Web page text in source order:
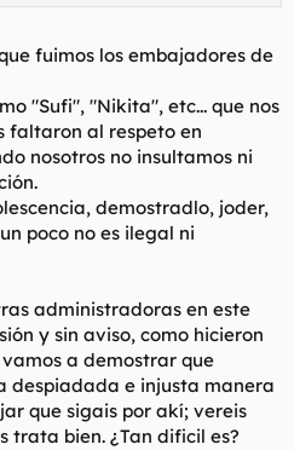
fuimos los embajadores de
"Sufi", "Nikita", etc... que nos
faltaron al respeto en
nosotros no insultamos ni
demostradlo, joder,
poco no es ilegal ni
administradoras en este
y sin aviso, como hicieron
a demostrar que
despiadada e injusta manera
que sigais por akí; vereis
trata bien. ¿Tan dificil es?